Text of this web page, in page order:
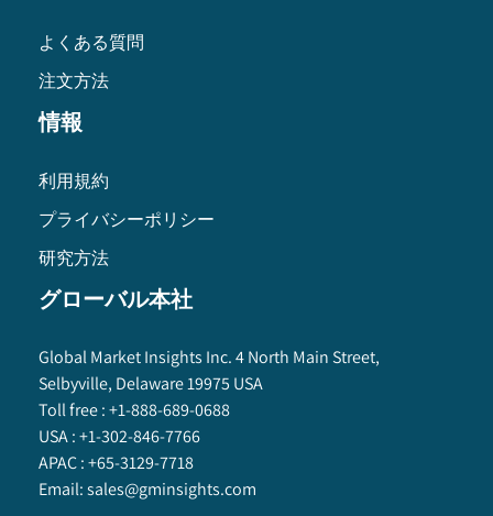
よくある質問
注文方法
情報
利用規約
プライバシーポリシー
研究方法
グローバル本社
Global Market Insights Inc. 4 North Main Street,
Selbyville, Delaware 19975 USA
Toll free :+1-888-689-0688
USA :+1-302-846-7766
APAC :+65-3129-7718
Email:sales@gminsights.com